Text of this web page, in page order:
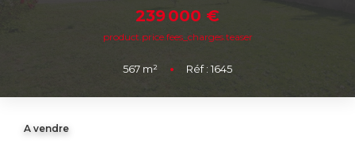
NOS AGENCES
ACTUALITÉS
239 000 €
product.price.fees_charges.teaser
567 m² • Réf : 1645
A vendre